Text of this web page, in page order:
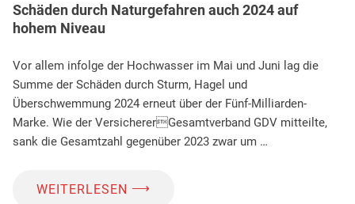
Schäden durch Naturgefahren auch 2024 auf
hohem Niveau
Vor allem infolge der Hochwasser im Mai und Juni lag die
Summe der Schäden durch Sturm, Hagel und
Überschwemmung 2024 erneut über der Fünf-Milliarden-
Marke. Wie der VersichererGesamtverband GDV mitteilte,
sank die Gesamtzahl gegenüber 2023 zwar um …
WEITERLESEN ⟶